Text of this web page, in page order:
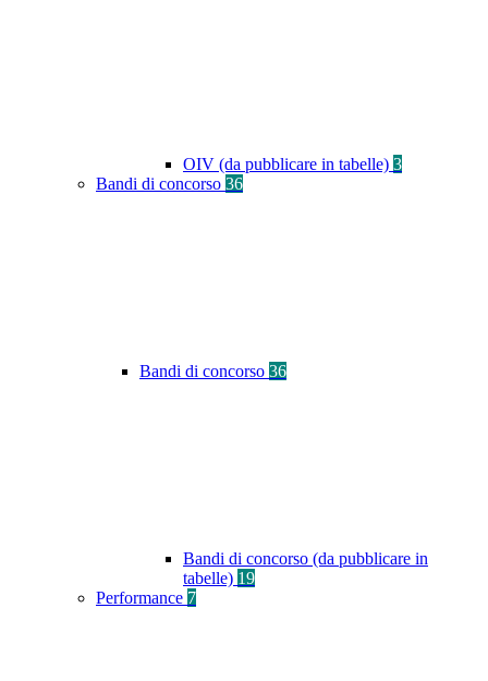
OIV (da pubblicare in tabelle) 3
Bandi di concorso 36
Bandi di concorso 36
Bandi di concorso (da pubblicare in
tabelle) 19
Performance 7